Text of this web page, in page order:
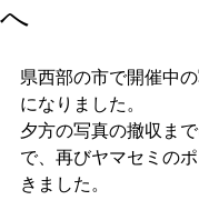
へ
県西部の市で開催中
になりました。
夕方の写真の撤収ま
で、再びヤマセミの
きました。